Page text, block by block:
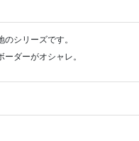
シリーズです。
ダーがオシャレ。